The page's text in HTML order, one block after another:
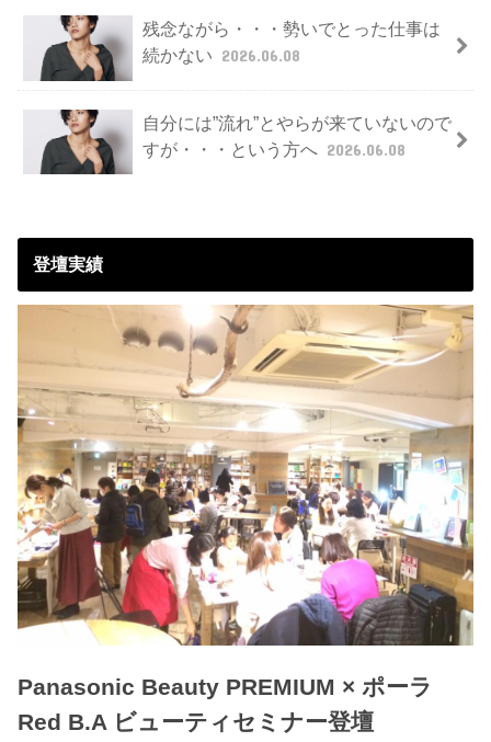
残念ながら・・・勢いでとった仕事は
続かない 2026.06.08
自分には”流れ”とやらが来ていないので
すが・・・という方へ 2026.06.08
登壇実績
Panasonic Beauty PREMIUM × ポーラ
Red B.A ビューティセミナー登壇